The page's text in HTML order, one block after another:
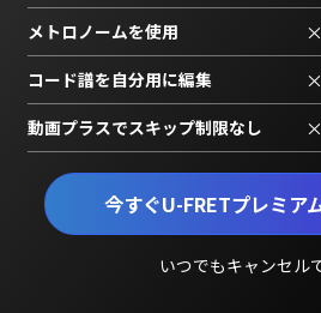
今すぐU-FRETプレミア
いつでもキャンセル
メトロノームを使用 ×
コード譜を自分用に編集 ×
動画プラスでスキップ制限なし ×